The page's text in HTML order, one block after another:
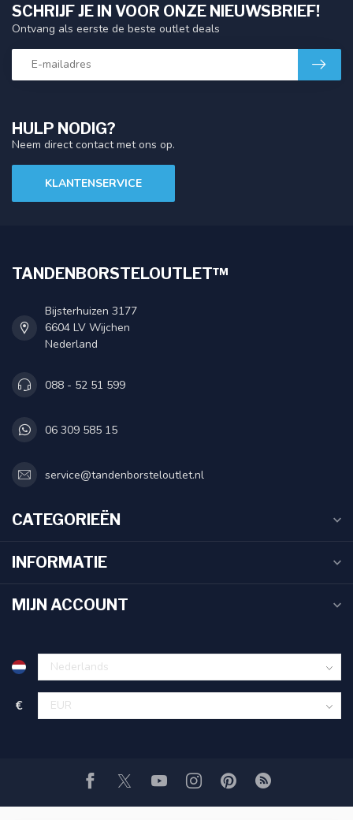
HULP NODIG?
Neem direct contact met ons op.
KLANTENSERVICE
SCHRIJF JE IN VOOR ONZE NIEUWSBRIEF!
Ontvang als eerste de beste outlet deals
TANDENBORSTELOUTLET™
Bijsterhuizen 3177
6604 LV Wijchen
Nederland
088 - 52 51 599
06 309 585 15
service@tandenborsteloutlet.nl
CATEGORIEËN
INFORMATIE
MIJN ACCOUNT
€